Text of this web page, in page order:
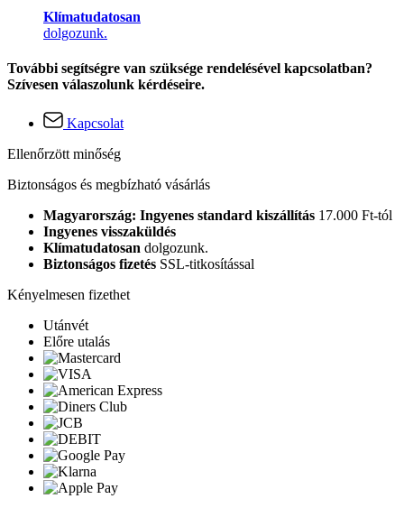
Klímatudatosan
dolgozunk.
További segítségre van szüksége rendelésével kapcsolatban?
Szívesen válaszolunk kérdéseire.
Kapcsolat
Ellenőrzött minőség
Biztonságos és megbízható vásárlás
Magyarország: Ingyenes standard kiszállítás 17.000 Ft-tól
Ingyenes visszaküldés
Klímatudatosan dolgozunk.
Biztonságos fizetés SSL-titkosítással
Kényelmesen fizethet
Utánvét
Előre utalás